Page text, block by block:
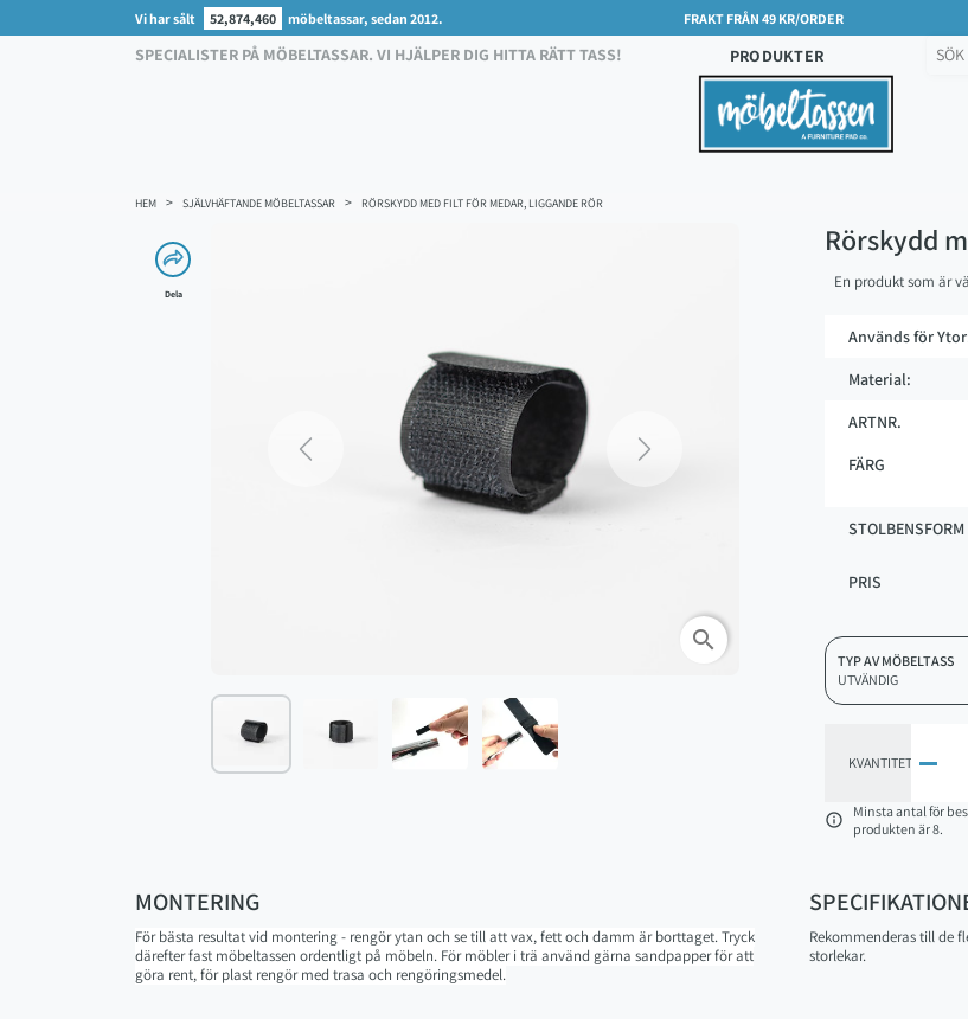
Vi har sålt 52,874,460 möbeltassar, sedan 2012. FRAKT FRÅN 49 KR/ORDER
SPECIALISTER PÅ MÖBELTASSAR. VI HJÄLPER DIG HITTA RÄTT TASS! PRODUKTER
HEM SJÄLVHÄFTANDE MÖBELTASSAR RÖRSKYDD MED FILT FÖR MEDAR, LIGGANDE RÖR
Dela
search
Rörskydd
En produkt som är
Används för
Material:
ARTNR.
FÄRG
STOLBENSFORM
PRIS
TYP AV MÖBELTASS
UTVÄNDIG
KVANTITET 

Minsta antal för
produkten är 8.
MONTERING
För bästa resultat vid montering - rengör ytan och se till att vax, fett och damm är borttaget. Tryck
därefter fast möbeltassen ordentligt på möbeln. För möbler i trä använd gärna sandpapper för att
göra rent, för plast rengör med trasa och rengöringsmedel.
Rekommenderas till de
storlekar.